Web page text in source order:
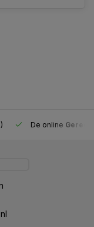
De online